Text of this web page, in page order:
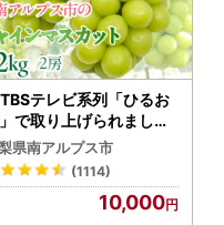
テレビ系列「ひるお
で取り上げられました
＜2026年発送先行予
絶品！南アルプス市産
インマスカット1.2kg A
| 人気 山梨産 高
県南アルプス市
(1114)
10,000